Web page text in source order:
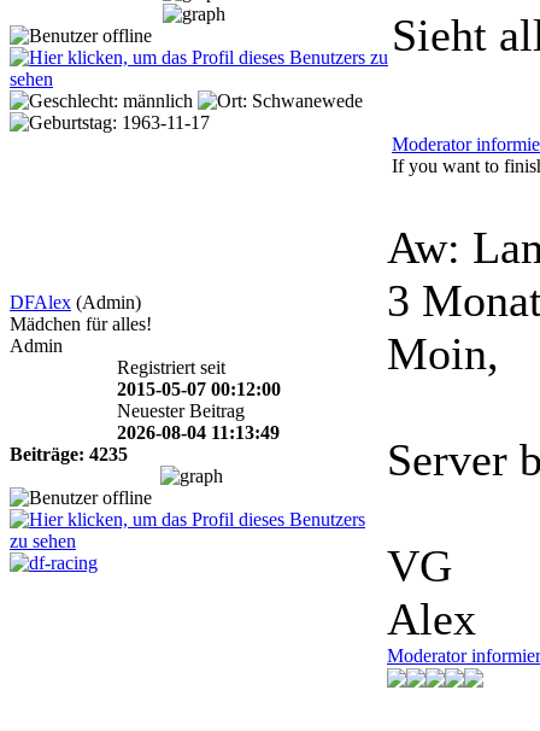
Sieht
Moderator
If you want to
DFAlex (Admin)
Mädchen für alles!
Admin
Registriert seit
2015-05-07 00:12:00
Neuester Beitrag
2026-08-04 11:13:49
Beiträge: 4235
Aw:
3
Moin,
Server
VG
Alex
Moderator